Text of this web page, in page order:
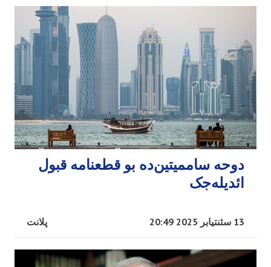
دوحه ساممیتین‌ده بو قطعنامه قبول
ائدیله‌جک
پلانت 13 سئنتیابر 2025 20:49